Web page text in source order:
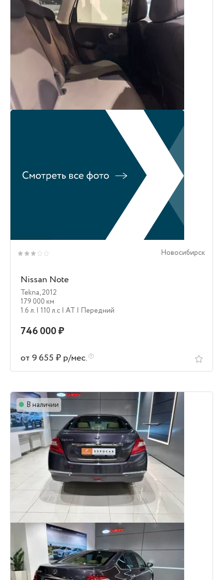
Новосибирск
Nissan Note
Tekna,2012
179 000 км
1.6 л. | 110 л.c | AT | Передний
746 000 ₽
от 9 655 ₽ р/мес.
В наличии